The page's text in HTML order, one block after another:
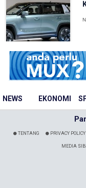
NEWS EKONOMI
TENTANG PRIVACY POLICY
MEDIA